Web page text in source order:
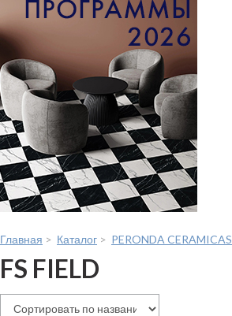
Главная > Каталог > PERONDA CERAMICAS
FS FIELD